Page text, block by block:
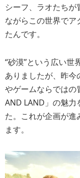
シーフ、ラオたち
ながらこの世界でア
たんです。
“砂漠”という広い世
ありましたが、昨
やゲームならではの
AND LAND」の魅力
た。これが企画が
ます。